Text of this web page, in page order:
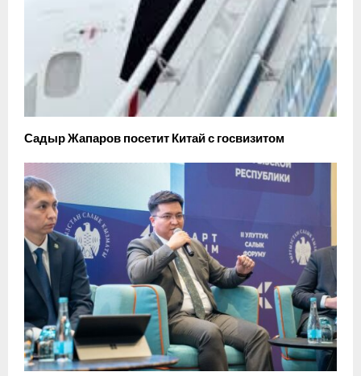
Садыр Жапаров посетит Китай с госвизитом